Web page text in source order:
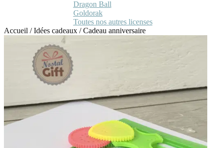
Dragon Ball
Goldorak
Toutes nos autres licenses
Accueil /Idées cadeaux /Cadeau anniversaire